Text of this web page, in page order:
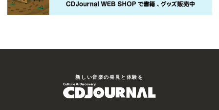
新しい⾳楽の発⾒と体験を